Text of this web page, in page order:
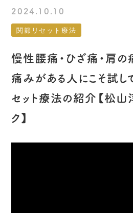
2024.10.10
関節リセット療法
慢性腰痛・ひざ痛・肩の
痛みがある人にこそ試し
セット療法の紹介【松山
ク】